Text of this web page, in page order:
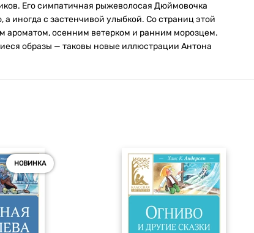
Его симпатичная рыжеволосая Дюймовочка
иногда с застенчивой улыбкой. Со страниц этой
ароматом, осенним ветерком и ранним морозцем.
образы — таковы новые иллюстрации Антона
НОВИНКА